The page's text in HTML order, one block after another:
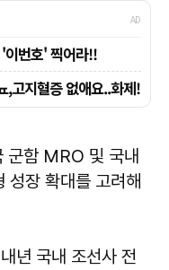
군함 MRO 및 국내
성장 확대를 고려해
년 국내 조선사 전